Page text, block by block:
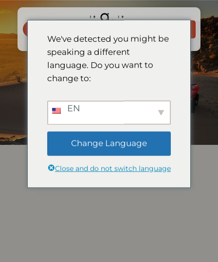
content
We've detected you might be
speaking a different
language. Do you want to
change to:
EN
Change Language
Close and do not switch language